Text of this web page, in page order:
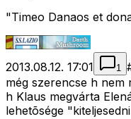
"Timeo Danaos et
2013.08.12. 17:01 1
még szerencse h nem
h Klaus megvárta
lehetõsége